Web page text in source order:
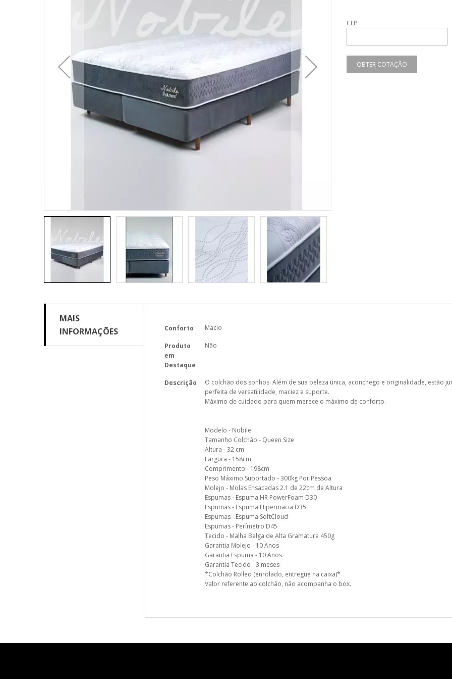
CEP
OBTER COTAÇÃO
MAIS
INFORMAÇÕES
informações
Conforto Macio
Produto
em
Destaque
Não
Descrição
O colchão dos sonhos. Além de sua beleza única, aconchego e originalidade, estão
perfeita de versatilidade, maciez e suporte.
Máximo de cuidado para quem merece o máximo de conforto.
Modelo - Nobile
Tamanho Colchão - Queen Size
Altura - 32 cm
Largura - 158cm
Comprimento - 198cm
Peso Máximo Suportado - 300kg Por Pessoa
Molejo - Molas Ensacadas 2.1 de 22cm de Altura
Espumas - Espuma HR PowerFoam D30
Espumas - Espuma Hipermacia D35
Espumas - Espuma SoftCloud
Espumas - Perímetro D45
Tecido - Malha Belga de Alta Gramatura 450g
Garantia Molejo - 10 Anos
Garantia Espuma - 10 Anos
Garantia Tecido - 3 meses
*Colchão Rolled (enrolado, entregue na caixa)*
Valor referente ao colchão, não acompanha o box.